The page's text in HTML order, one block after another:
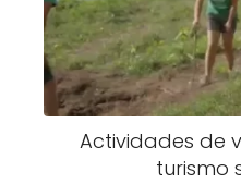
Actividades de
turismo